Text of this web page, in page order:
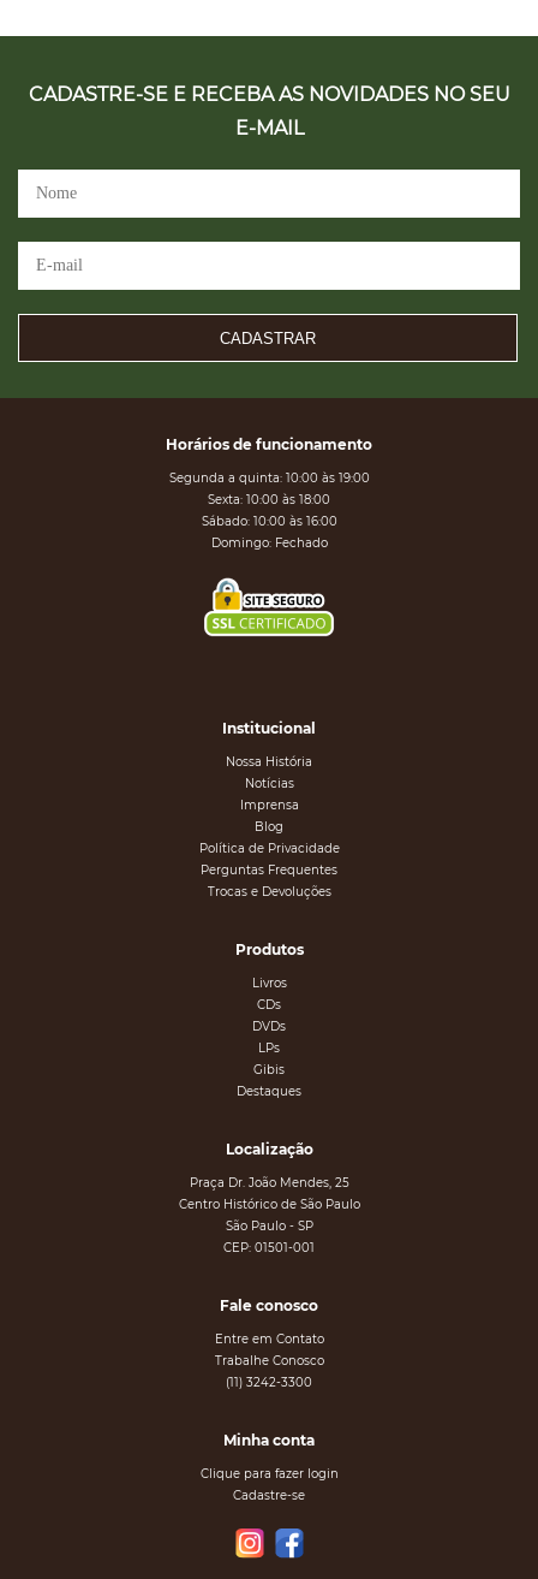
CADASTRE-SE E RECEBA AS NOVIDADES NO SEU
E-MAIL
CADASTRAR
Horários de funcionamento
Segunda a quinta: 10:00 às 19:00
Sexta: 10:00 às 18:00
Sábado: 10:00 às 16:00
Domingo: Fechado
Institucional
Nossa História
Notícias
Imprensa
Blog
Política de Privacidade
Perguntas Frequentes
Trocas e Devoluções
Produtos
Livros
CDs
DVDs
LPs
Gibis
Destaques
Localização
Praça Dr. João Mendes, 25
Centro Histórico de São Paulo
São Paulo - SP
CEP: 01501-001
Fale conosco
Entre em Contato
Trabalhe Conosco
(11) 3242-3300
Minha conta
Clique para fazer login
Cadastre-se